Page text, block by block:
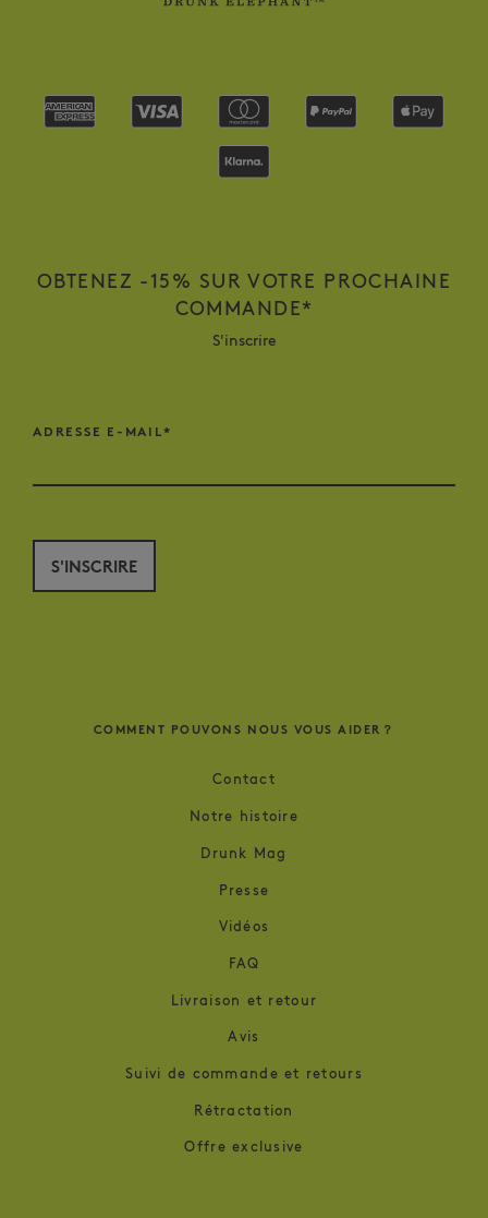
OBTENEZ -15% SUR VOTRE PROCHAINE
COMMANDE*
S'inscrire
ADRESSE E-MAIL*
S'INSCRIRE
COMMENT POUVONS NOUS VOUS AIDER？
Contact
Notre histoire
Drunk Mag
Presse
Vidéos
FAQ
Livraison et retour
Avis
Suivi de commande et retours
Rétractation
Offre exclusive